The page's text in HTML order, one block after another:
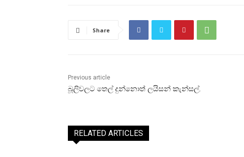
Share
Previous article
බූලිවලට තෙල් දුන්නොත් ලයිසන් කැන්සල්.
RELATED ARTICLES